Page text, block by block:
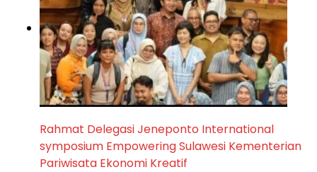
Rahmat Delegasi Jeneponto International
symposium Empowering Sulawesi Kementerian
Pariwisata Ekonomi Kreatif